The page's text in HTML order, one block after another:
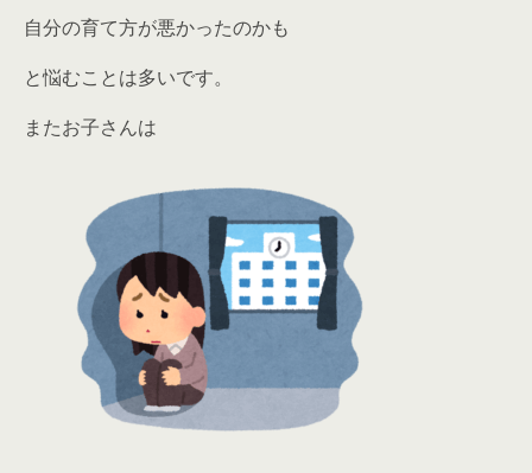
自分の育て方が悪かったのかも
と悩むことは多いです。
またお子さんは